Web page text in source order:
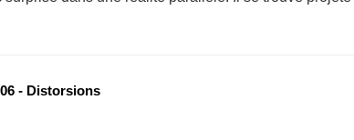
- Distorsions